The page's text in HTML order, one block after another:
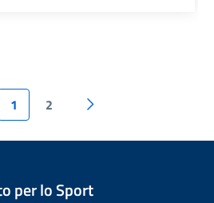
1 2
per lo Sport